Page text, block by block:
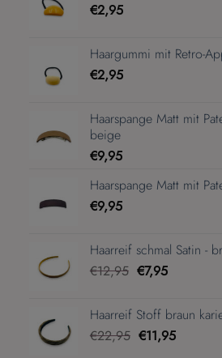
€2,95
Haargummi mit Retro-
€2,95
Haarspange Matt mit
beige
€9,95
Haarspange Matt mit
€9,95
Haarreif schmal Satin -
€12,95 Ursprünglicher
war:
€12,95
€7,95Aktueller
ist:
€7,95.
Haarreif Stoff braun
€22,95 Ursprünglicher
€11,95Aktueller